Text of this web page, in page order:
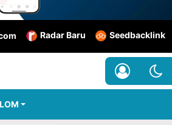
Radar Baru Seedbacklink